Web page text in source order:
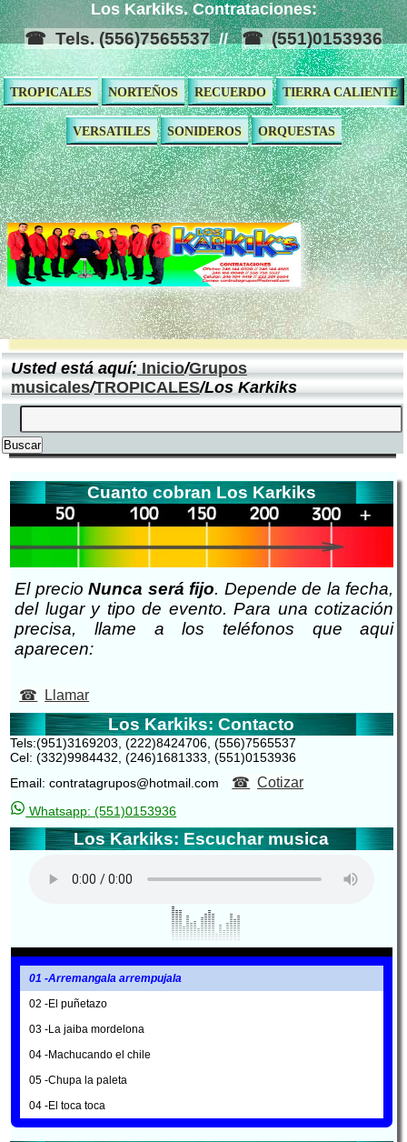
Los Karkiks. Contrataciones:
Tels. (556)7565537 // (551)0153936
TROPICALES NORTEÑOS RECUERDO TIERRA CALIENTE
VERSATILES SONIDEROS ORQUESTAS
Usted está aquí:Inicio/Grupos
musicales/TROPICALES/Los Karkiks
Cuanto cobran Los Karkiks
El precioNunca será fijo. Depende de la fecha,
del lugar y tipo de evento. Para una cotización
precisa, llame a los teléfonos que aqui
aparecen:
Llamar
Los Karkiks: Contacto
Tels:(951)3169203, (222)8424706, (556)7565537
Cel: (332)9984432, (246)1681333, (551)0153936
Email: contratagrupos@hotmail.com
Cotizar
Whatsapp: (551)0153936
Los Karkiks: Escuchar musica
01 -Arremangala arrempujala
02 -El puñetazo
03 -La jaiba mordelona
04 -Machucando el chile
05 -Chupa la paleta
04 -El toca toca